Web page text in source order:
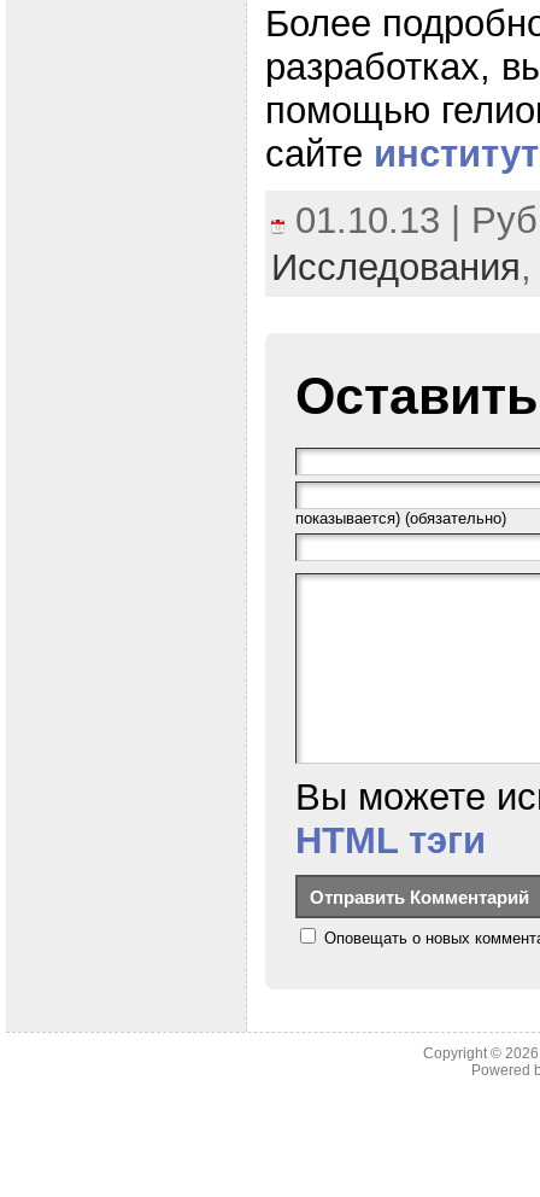
Более
разработках,
помощью
сайте
01.10.13 |
Исследования
показывается) (обязательно)
Вы можете
HTML тэги
Оповещать о новых
Copyright ©
Powered